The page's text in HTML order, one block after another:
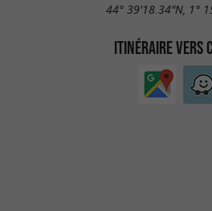
44° 39'18.34"N, 1°
ITINÉRAIRE VERS